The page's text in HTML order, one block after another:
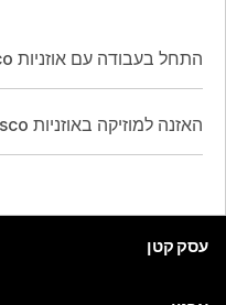
התחל בעבודה עם אוזניות Cisco מסדרה 720
האזנה למוזיקה באוזניות Cisco מסדרה 720
עסק קטן